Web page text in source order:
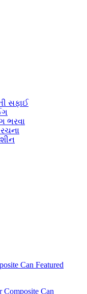
સફાઈ
ભરવા